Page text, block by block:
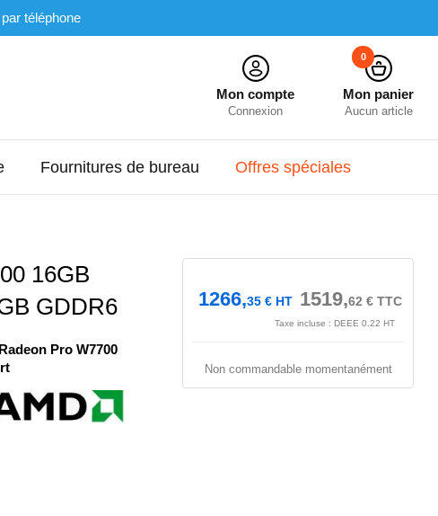
téléphone
Mon compte
Connexion
Mon panier
Aucun article
0
Fournitures de bureau Offres spéciales
16GB
GDDR6
Pro W7700
1266,35€HT 1519,62 € TTC
Taxe incluse : DEEE 0.22 HT
Non commandable momentanément